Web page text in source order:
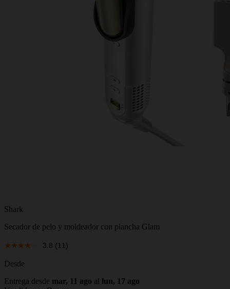
Shark
Secador de pelo y moldeador con plancha Glam
3.8 (11)
Desde
Entrega desde mar, 11 ago al lun, 17 ago